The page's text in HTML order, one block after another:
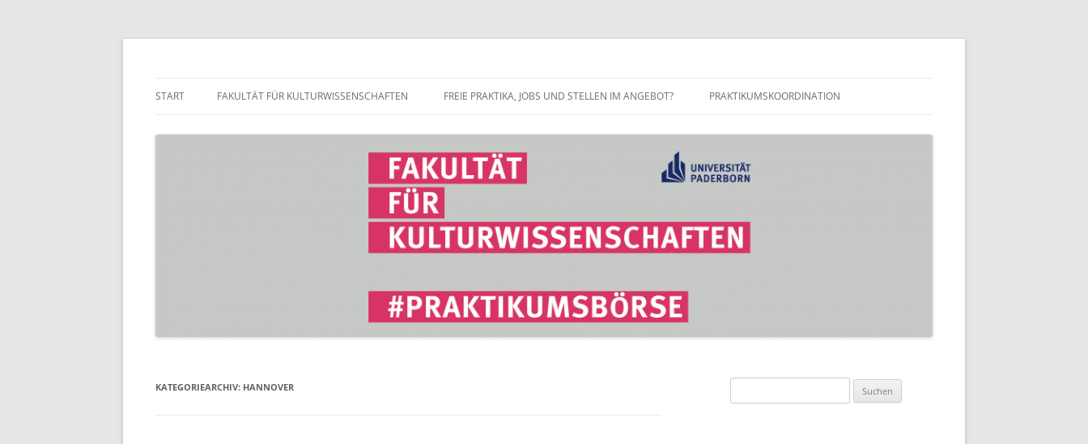
Zum
START FAKULTÄT FÜR KULTURWISSENSCHAFTEN FREIE PRAKTIKA, JOBS UND STELLEN IM ANGEBOT? PRAKTIKUMSKOORDINATION
KATEGORIEARCHIV: HANNOVER
nach: